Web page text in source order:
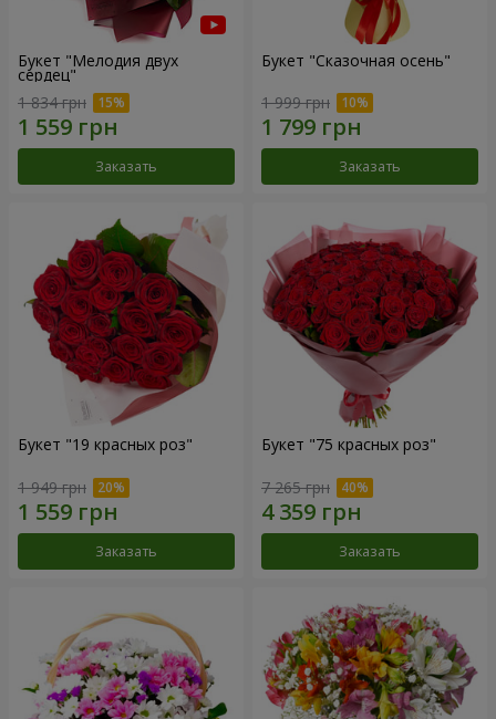
Букет "Мелодия двух
сердец"
1 834 грн
Заказать
Букет "Сказочная осень"
1 999 грн
Заказать
Букет "19 красных роз"
1 949 грн
Заказать
Букет "75 красных роз"
7 265 грн
Заказать